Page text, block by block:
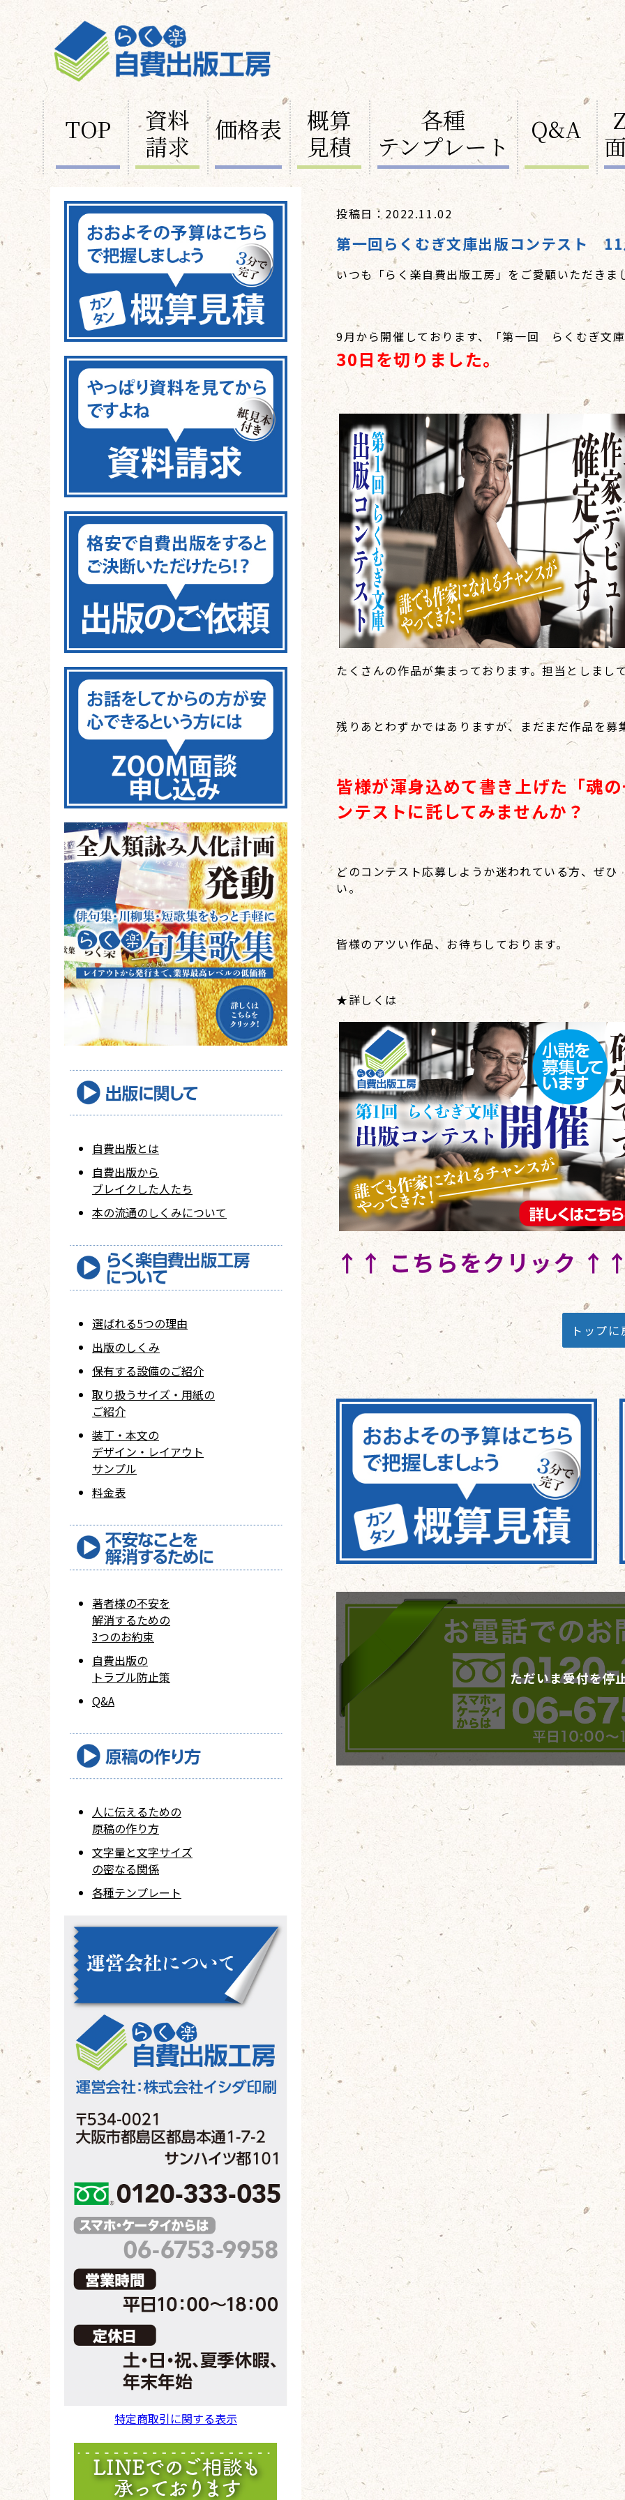
TOP
資料
請求
価格表
概算
見積
各種
テンプレート
Q&A
投稿日：2022.11.02
第一回らくむぎ文庫出版コンテスト
いつも「らく楽自費出版工房」をご愛顧いただきま
9月から開催しております、「第一回 らくむぎ文
30日を切りました。
たくさんの作品が集まっております。担当としまし
残りあとわずかではありますが、まだまだ作品を募
皆様が渾身込めて書き上げた「魂
ンテストに託してみませんか？
どのコンテスト応募しようか迷われている方、ぜ
い。
皆様のアツい作品、お待ちしております。
★詳しくは
↑↑ こちらをクリック
トップに
ただいま受付を停
自費出版とは
自費出版から
ブレイクした人たち
本の流通のしくみについて
選ばれる5つの理由
出版のしくみ
保有する設備のご紹介
取り扱うサイズ・用紙の
ご紹介
装丁・本文の
デザイン・レイアウト
サンプル
料金表
著者様の不安を
解消するための
3つのお約束
自費出版の
トラブル防止策
Q&A
人に伝えるための
原稿の作り方
文字量と文字サイズ
の密なる関係
各種テンプレート
特定商取引に関する表示